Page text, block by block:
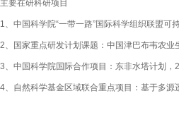
主要在研科研项目
1、中国科学院“一带一路”国际科学组织联盟
2、国家重点研发计划课题：中国津巴布韦农
3、中国科学院国际合作项目：东非水塔计划，
4、自然科学基金区域联合重点项目：基于多